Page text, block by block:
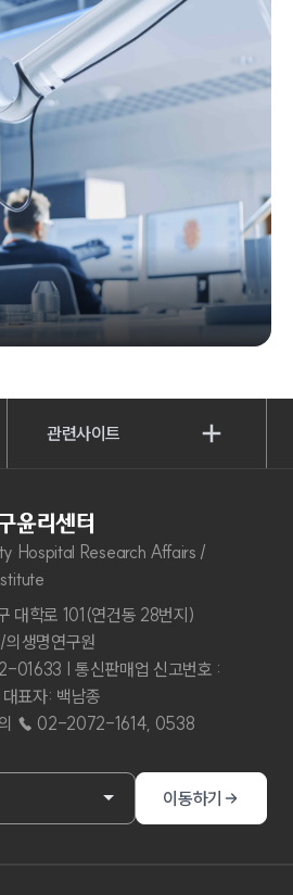
관련사이트
Hospital Research Affairs /
대학로 101(연건동 28번지)
생명연구원
01633 | 통신판매업 신고번호 :
표자: 백남종
의 ☎ 02-2072-1614, 0538
이동하기